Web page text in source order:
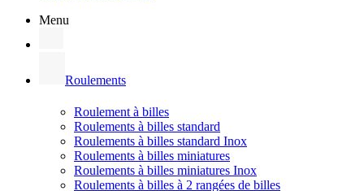
Menu
Roulements
Roulement à billes
Roulements à billes standard
Roulements à billes standard Inox
Roulements à billes miniatures
Roulements à billes miniatures Inox
Roulements à billes à 2 rangées de billes